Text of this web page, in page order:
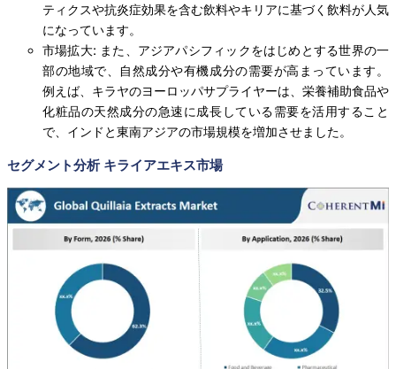
ティクスや抗炎症効果を含む飲料やキリアに基づく飲料が人気
になっています。
市場拡大: また、アジアパシフィックをはじめとする世界の一
部の地域で、自然成分や有機成分の需要が高まっています。
例えば、キラヤのヨーロッパサプライヤーは、栄養補助食品や
化粧品の天然成分の急速に成長している需要を活用すること
で、インドと東南アジアの市場規模を増加させました。
セグメント分析 キライアエキス市場